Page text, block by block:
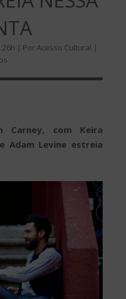
| Por Acesso Cultural |
com Keira
Adam Levine estreia